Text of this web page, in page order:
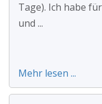
Tage). Ich habe
und ...
Mehr lesen ...